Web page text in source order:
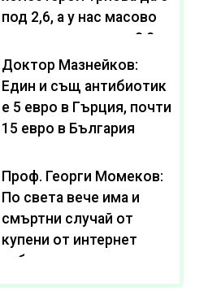
под 2,6, а у нас масово
се живее с нива от 3,2
Доктор Мазнейков:
Един и същ антибиотик
e 5 евро в Гърция, почти
15 евро в България
Проф. Георги Момеков:
По света вече има и
смъртни случай от
купени от интернет
субстанции за
отслабване